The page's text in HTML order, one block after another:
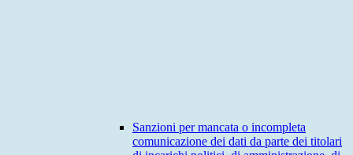
Sanzioni per mancata o incompleta
comunicazione dei dati da parte dei titolari